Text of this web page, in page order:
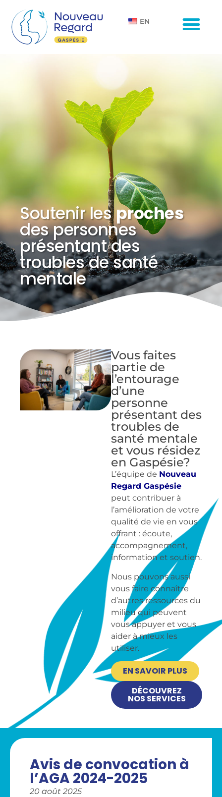
EN
Soutenir lesproches
des personnes
présentant des
troubles de santé
mentale
Vous faites
partie de
l’entourage
d’une
personne
présentant des
troubles de
santé mentale
et vous résidez
en Gaspésie?
L’équipe de Nouveau
Regard Gaspésie
peut contribuer à
l’amélioration de votre
qualité de vie en vous
offrant : écoute,
accompagnement,
information et soutien.
Nous pouvons aussi
vous faire connaître
d’autres ressources du
milieu qui peuvent
vous appuyer et vous
aider à mieux les
utiliser.
EN SAVOIR PLUS
DÉCOUVREZ
NOS SERVICES
Avis de convocation à
l’AGA 2024-2025
20 août 2025